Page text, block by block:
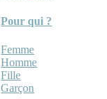
Pour qui ?
Femme
Homme
Fille
Garçon